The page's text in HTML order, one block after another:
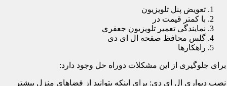
تعویض پنل تلویزیون
با کمتر قیمت در
نمایندگی تعمیر تلویزیون جعفری
گلس محافظ صفحه ال ای دی
راهکارها
برای جلوگیری از این مشکلات دوراه حل وجود دارد:
نصب دیواری ال ای دی: برای اینکه بتوانید از فضاهای منزل بیشتر